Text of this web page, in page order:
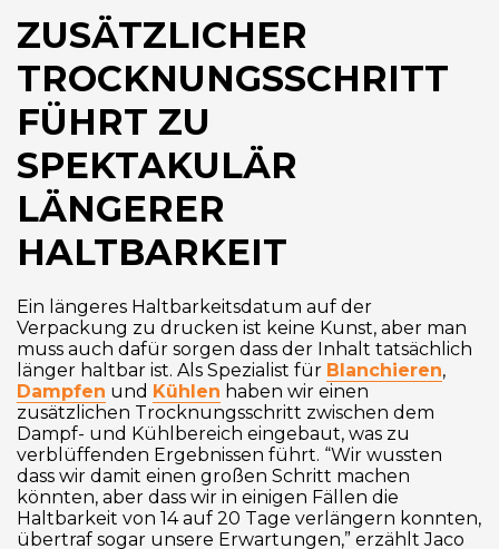
ZUSÄTZLICHER
TROCKNUNGSSCHRITT
FÜHRT ZU
SPEKTAKULÄR
LÄNGERER
HALTBARKEIT
Ein längeres Haltbarkeitsdatum auf der
Verpackung zu drucken ist keine Kunst, aber man
muss auch dafür sorgen dass der Inhalt tatsächlich
länger haltbar ist. Als Spezialist für Blanchieren,
Dampfen und Kühlen haben wir einen
zusätzlichen Trocknungsschritt zwischen dem
Dampf- und Kühlbereich eingebaut, was zu
verblüffenden Ergebnissen führt. “Wir wussten
dass wir damit einen großen Schritt machen
könnten, aber dass wir in einigen Fällen die
Haltbarkeit von 14 auf 20 Tage verlängern konnten,
übertraf sogar unsere Erwartungen,” erzählt Jaco